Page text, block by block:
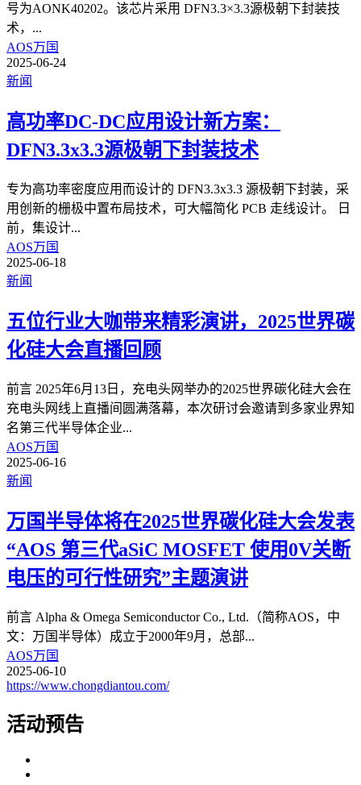
号为AONK40202。该芯片采用 DFN3.3×3.3源极朝下封装技
术， ...
AOS万国
2025-06-24
新闻
高功率DC-DC应用设计新方案：
DFN3.3x3.3源极朝下封装技术
专为高功率密度应用而设计的 DFN3.3x3.3 源极朝下封装，采
用创新的栅极中置布局技术，可大幅简化 PCB 走线设计。 日
前，集设计...
AOS万国
2025-06-18
新闻
五位行业大咖带来精彩演讲，2025世界碳
化硅大会直播回顾
前言 2025年6月13日，充电头网举办的2025世界碳化硅大会在
充电头网线上直播间圆满落幕，本次研讨会邀请到多家业界知
名第三代半导体企业...
AOS万国
2025-06-16
新闻
万国半导体将在2025世界碳化硅大会发表
“AOS 第三代aSiC MOSFET 使用0V关断
电压的可行性研究”主题演讲
前言 Alpha & Omega Semiconductor Co., Ltd.（简称AOS，中
文：万国半导体）成立于2000年9月，总部...
AOS万国
2025-06-10
https://www.chongdiantou.com/
活动预告